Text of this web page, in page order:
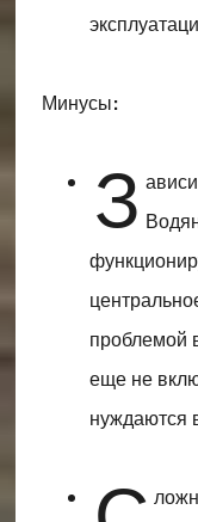
Минусы:
З
проблемой
еще не
нуждаются